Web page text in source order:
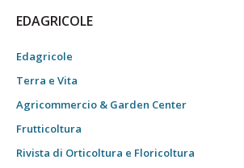
EDAGRICOLE
Edagricole
Terra e Vita
Agricommercio & Garden Center
Frutticoltura
Rivista di Orticoltura e Floricoltura